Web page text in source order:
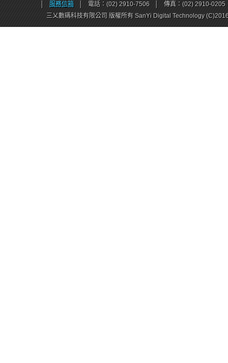
服務信箱 電話：(02) 2910-7506
傳真：(02) 2910-0205
三乂數碼科技有限公司 版權所有 SanYi Digital Technology